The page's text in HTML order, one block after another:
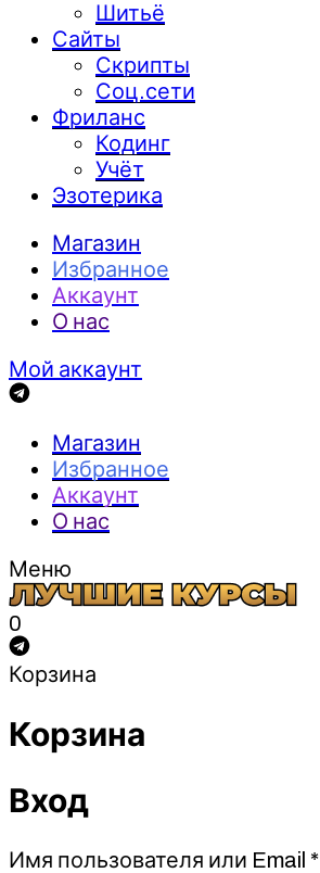
Шитьё
Сайты
Скрипты
Соц.сети
Фриланс
Кодинг
Учёт
Эзотерика
Магазин
Избранное
Аккаунт
О нас
Мой аккаунт
Магазин
Избранное
Аккаунт
О нас
Меню
0
Корзина
Корзина
Вход
Имя пользователя или Email *